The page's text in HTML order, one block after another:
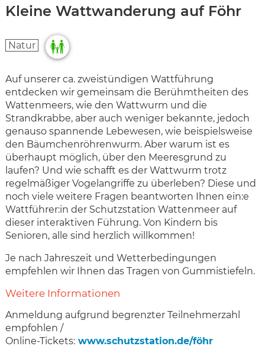
Kleine Wattwanderung auf Föhr
Natur
Auf unserer ca. zweistündigen Wattführung
entdecken wir gemeinsam die Berühmtheiten des
Wattenmeers, wie den Wattwurm und die
Strandkrabbe, aber auch weniger bekannte, jedoch
genauso spannende Lebewesen, wie beispielsweise
den Bäumchenröhrenwurm. Aber warum ist es
überhaupt möglich, über den Meeresgrund zu
laufen? Und wie schafft es der Wattwurm trotz
regelmäßiger Vogelangriffe zu überleben? Diese und
noch viele weitere Fragen beantworten Ihnen ein:e
Wattführer:in der Schutzstation Wattenmeer auf
dieser interaktiven Führung. Von Kindern bis
Senioren, alle sind herzlich willkommen!
Je nach Jahreszeit und Wetterbedingungen
empfehlen wir Ihnen das Tragen von Gummistiefeln.
Weitere Informationen
Anmeldung aufgrund begrenzter Teilnehmerzahl
empfohlen /
Online-Tickets:www.schutzstation.de/föhr